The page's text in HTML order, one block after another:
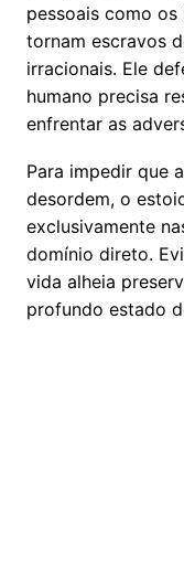
pessoais como
tornam escravos
irracionais. Ele
humano precisa
enfrentar as
Para impedir que
desordem, o
exclusivamente
domínio direto.
vida alheia
profundo estado